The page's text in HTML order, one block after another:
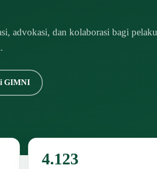
advokasi, dan kolaborasi bagi pelaku
GIMNI
4.123